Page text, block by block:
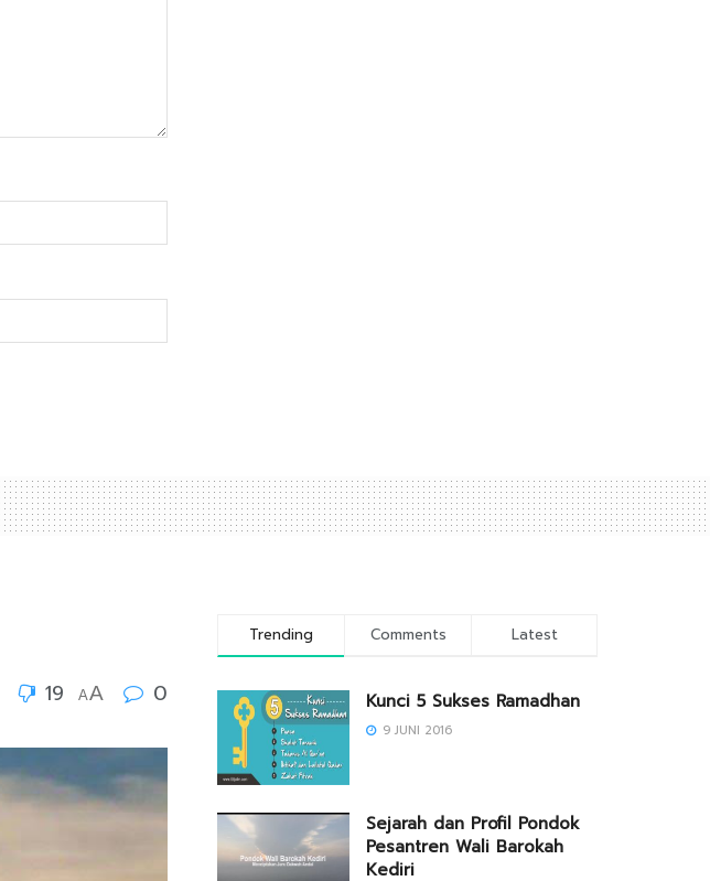
19 AA 0
Trending Comments Latest
Kunci 5 Sukses Ramadhan
9 JUNI 2016
Sejarah dan Profil Pondok
Pesantren Wali Barokah
Kediri